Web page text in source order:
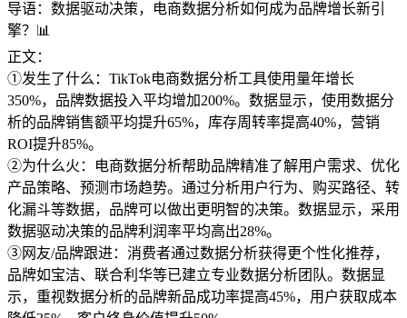
导语：数据驱动决策，电商数据分析如何成为品牌增长新引
擎？📊
正文：
①发生了什么：TikTok电商数据分析工具使用量年增长
350%，品牌数据投入平均增加200%。数据显示，使用数据分
析的品牌销售额平均提升65%，库存周转率提高40%，营销
ROI提升85%。
②为什么火：电商数据分析帮助品牌精准了解用户需求、优化
产品策略、预测市场趋势。通过分析用户行为、购买路径、转
化漏斗等数据，品牌可以做出更明智的决策。数据显示，采用
数据驱动决策的品牌利润率平均高出28%。
③网友/品牌跟进：消费者通过数据分析获得更个性化推荐，
品牌如宝洁、联合利华等已建立专业数据分析团队。数据显
示，重视数据分析的品牌新品成功率提高45%，用户获取成本